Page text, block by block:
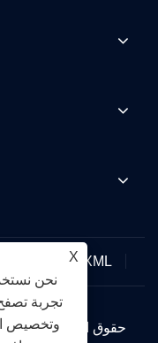
XML
X
نحن
تجربة
وتخصيص